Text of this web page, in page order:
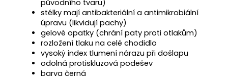
původního tvaru)
stélky mají antibakteriální a antimikrobiální
úpravu (likvidují pachy)
gelové opatky (chrání paty proti otlakům)
rozložení tlaku na celé chodidlo
vysoký index tlumení nárazu při došlapu
odolná protiskluzová podešev
barva černá